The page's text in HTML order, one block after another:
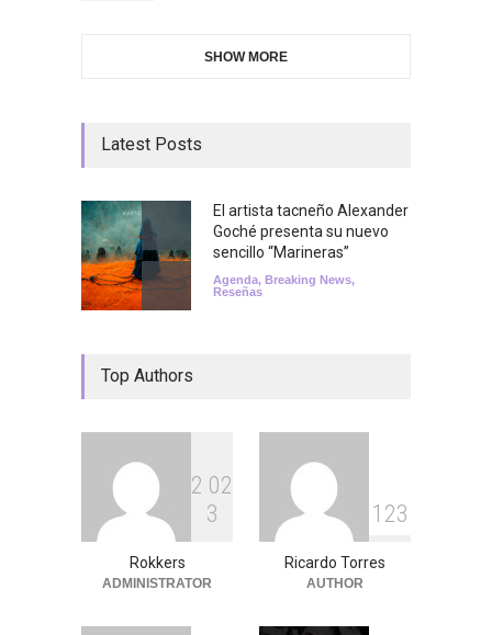
SHOW MORE
Latest Posts
El artista tacneño Alexander
Goché presenta su nuevo
sencillo “Marineras”
Agenda, Breaking News,
Reseñas
Top Authors
2 02
3
Rokkers
ADMINISTRATOR
1 23
Ricardo Torres
AUTHOR